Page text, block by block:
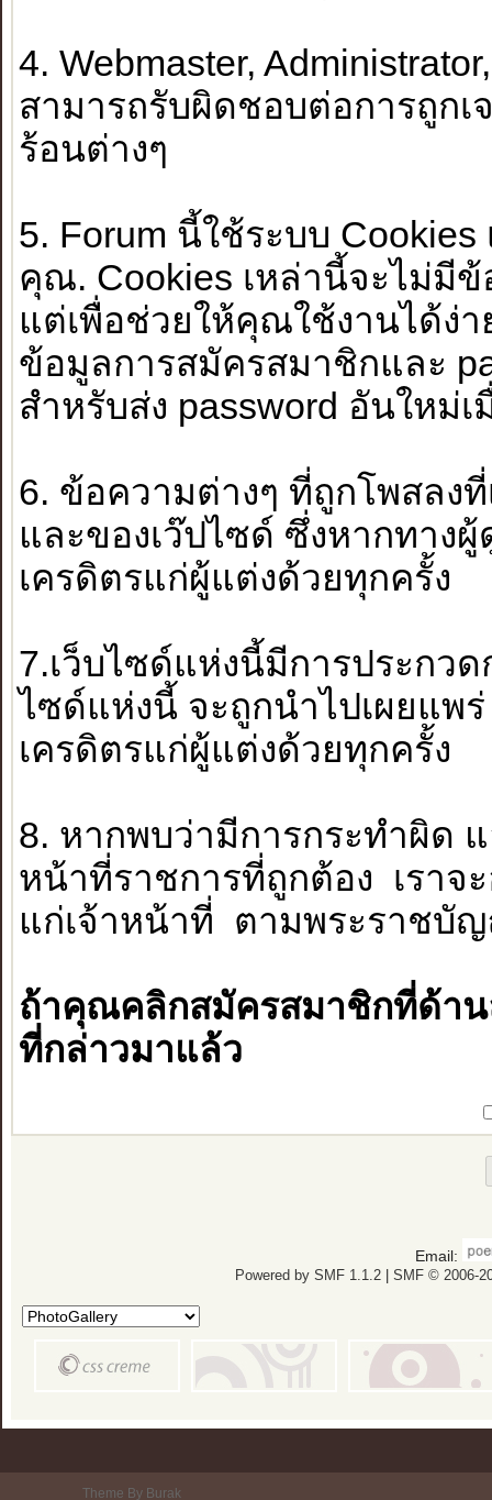
4. Webmaster,
สามารถรับผิดชอบต่อการถูก
ร้อนต่างๆ
5. Forum นี้ใช้ระบบ
คุณ. Cookies เหล่านี้จะไม่มี
แต่เพื่อช่วยให้คุณใช้งานได้ง่
ข้อมูลการสมัครสมาชิกและ
สำหรับส่ง password อันใหม่
6. ข้อความต่างๆ ที่ถูกโพสลง
และของเว๊ปไซด์ ซึ่งหากทาง
เครดิตรแก่ผู้แต่งด้วยทุกครั้ง
7.เว็บไซด์แห่งนี้มีการประกว
ไซด์แห่งนี้ จะถูกนำไปเผยแพ
เครดิตรแก่ผู้แต่งด้วยทุกครั้ง
8. หากพบว่ามีการกระทำผิด
หน้าที่ราชการที่ถูกต้อง เราจ
แก่เจ้าหน้าที่ ตามพระราชบั
ถ้าคุณคลิกสมัครสมาชิกที่ด้าน
ที่กล่าวมาแล้ว
Email:
Powered by SMF 1.1.2| SMF © 2006-
Theme By Burak